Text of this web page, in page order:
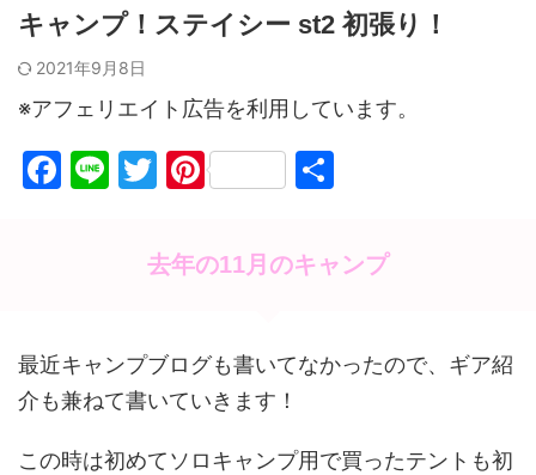
キャンプ！ステイシー st2 初張り！
2021年9月8日
※アフェリエイト広告を利用しています。
F
o
o
k
Li T
itt
er
Pi
er
e
去年の11月のキャンプ
最近キャンプブログも書いてなかったので、ギア紹
介も兼ねて書いていきます！
この時は初めてソロキャンプ用で買ったテントも初